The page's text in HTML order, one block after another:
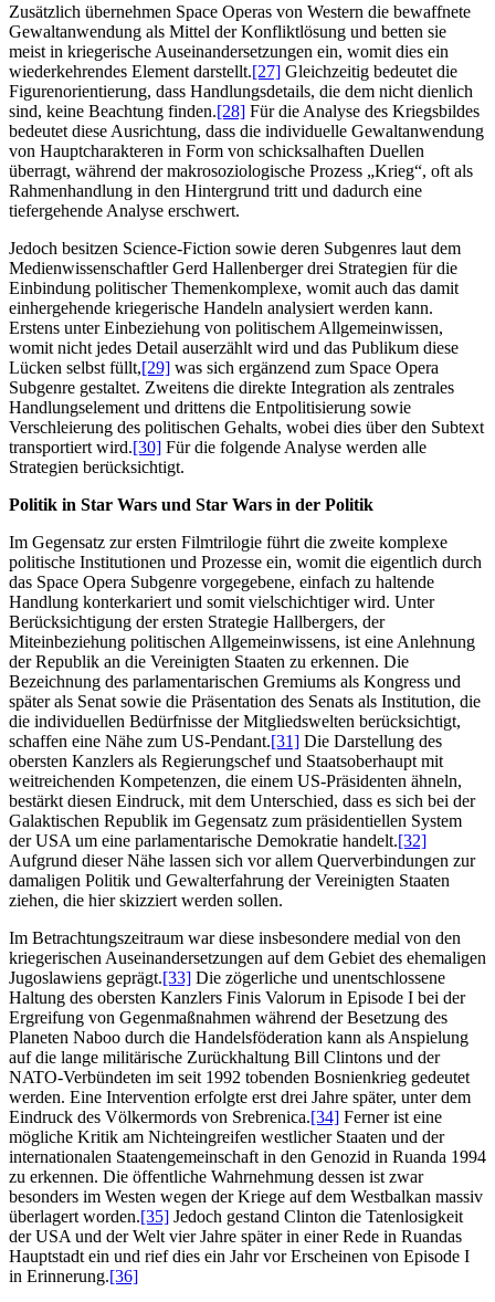
Zusätzlich übernehmen Space Operas von Western die bewaffnete
Gewaltanwendung als Mittel der Konfliktlösung und betten sie
meist in kriegerische Auseinandersetzungen ein, womit dies ein
wiederkehrendes Element darstellt.[27] Gleichzeitig bedeutet die
Figurenorientierung, dass Handlungsdetails, die dem nicht dienlich
sind, keine Beachtung finden.[28] Für die Analyse des Kriegsbildes
bedeutet diese Ausrichtung, dass die individuelle Gewaltanwendung
von Hauptcharakteren in Form von schicksalhaften Duellen
überragt, während der makrosoziologische Prozess „Krieg“, oft als
Rahmenhandlung in den Hintergrund tritt und dadurch eine
tiefergehende Analyse erschwert.
Jedoch besitzen Science-Fiction sowie deren Subgenres laut dem
Medienwissenschaftler Gerd Hallenberger drei Strategien für die
Einbindung politischer Themenkomplexe, womit auch das damit
einhergehende kriegerische Handeln analysiert werden kann.
Erstens unter Einbeziehung von politischem Allgemeinwissen,
womit nicht jedes Detail auserzählt wird und das Publikum diese
Lücken selbst füllt,[29] was sich ergänzend zum Space Opera
Subgenre gestaltet. Zweitens die direkte Integration als zentrales
Handlungselement und drittens die Entpolitisierung sowie
Verschleierung des politischen Gehalts, wobei dies über den Subtext
transportiert wird.[30] Für die folgende Analyse werden alle
Strategien berücksichtigt.
Politik in Star Wars und Star Wars in der Politik
Im Gegensatz zur ersten Filmtrilogie führt die zweite komplexe
politische Institutionen und Prozesse ein, womit die eigentlich durch
das Space Opera Subgenre vorgegebene, einfach zu haltende
Handlung konterkariert und somit vielschichtiger wird. Unter
Berücksichtigung der ersten Strategie Hallbergers, der
Miteinbeziehung politischen Allgemeinwissens, ist eine Anlehnung
der Republik an die Vereinigten Staaten zu erkennen. Die
Bezeichnung des parlamentarischen Gremiums als Kongress und
später als Senat sowie die Präsentation des Senats als Institution, die
die individuellen Bedürfnisse der Mitgliedswelten berücksichtigt,
schaffen eine Nähe zum US-Pendant.[31] Die Darstellung des
obersten Kanzlers als Regierungschef und Staatsoberhaupt mit
weitreichenden Kompetenzen, die einem US-Präsidenten ähneln,
bestärkt diesen Eindruck, mit dem Unterschied, dass es sich bei der
Galaktischen Republik im Gegensatz zum präsidentiellen System
der USA um eine parlamentarische Demokratie handelt.[32]
Aufgrund dieser Nähe lassen sich vor allem Querverbindungen zur
damaligen Politik und Gewalterfahrung der Vereinigten Staaten
ziehen, die hier skizziert werden sollen.
Im Betrachtungszeitraum war diese insbesondere medial von den
kriegerischen Auseinandersetzungen auf dem Gebiet des ehemaligen
Jugoslawiens geprägt.[33] Die zögerliche und unentschlossene
Haltung des obersten Kanzlers Finis Valorum in Episode I bei der
Ergreifung von Gegenmaßnahmen während der Besetzung des
Planeten Naboo durch die Handelsföderation kann als Anspielung
auf die lange militärische Zurückhaltung Bill Clintons und der
NATO-Verbündeten im seit 1992 tobenden Bosnienkrieg gedeutet
werden. Eine Intervention erfolgte erst drei Jahre später, unter dem
Eindruck des Völkermords von Srebrenica.[34] Ferner ist eine
mögliche Kritik am Nichteingreifen westlicher Staaten und der
internationalen Staatengemeinschaft in den Genozid in Ruanda 1994
zu erkennen. Die öffentliche Wahrnehmung dessen ist zwar
besonders im Westen wegen der Kriege auf dem Westbalkan massiv
überlagert worden.[35] Jedoch gestand Clinton die Tatenlosigkeit
der USA und der Welt vier Jahre später in einer Rede in Ruandas
Hauptstadt ein und rief dies ein Jahr vor Erscheinen von Episode I
in Erinnerung.[36]